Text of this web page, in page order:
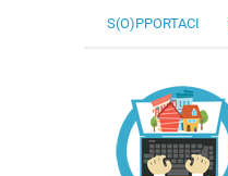
S(O)PPORTACI